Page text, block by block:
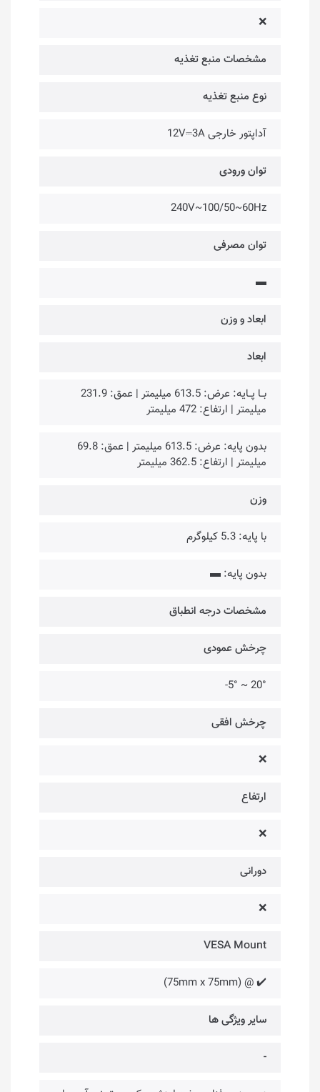
❌
مشخصات منبع تغذیه
نوع منبع تغذیه
آداپتور خارجی 12V⎓3A
توان ورودی
240V~100/50~60Hz
توان مصرفی
▬
ابعاد و وزن
ابعاد
بــا پــایه: عرض: 613.5 میلیمتر | عمق: 231.9
میلیمتر | ارتفاع: 472 میلیمتر
بدون پایه: عرض: 613.5 میلیمتر | عمق: 69.8
میلیمتر | ارتفاع: 362.5 میلیمتر
وزن
با پایه: 5.3 کیلوگرم
بدون پایه: ▬
مشخصات درجه انطباق
چرخش عمودی
20° ~ 5°-
چرخش افقی
❌
ارتفاع
❌
دورانی
❌
VESA Mount
✔️ @ (75mm x 75mm)
سایر ویژگی ها
-